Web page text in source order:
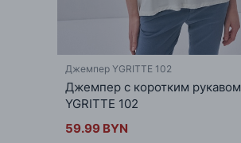
Джемпер YGRITTE 102
Джемпер с коротким рукавом
YGRITTE 102
59.99 BYN